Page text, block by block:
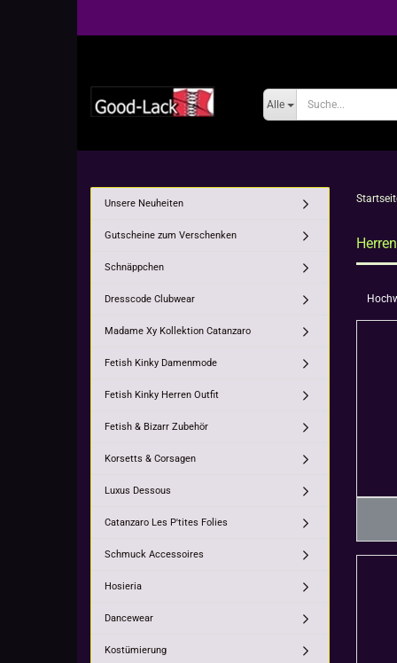
Alle
Unsere Neuheiten
Gutscheine zum Verschenken
Schnäppchen
Dresscode Clubwear
Madame Xy Kollektion Catanzaro
Fetish Kinky Damenmode
Fetish Kinky Herren Outfit
Fetish & Bizarr Zubehör
Korsetts & Corsagen
Luxus Dessous
Catanzaro Les P'tites Folies
Schmuck Accessoires
Hosieria
Dancewear
Kostümierung